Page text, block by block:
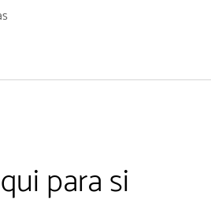
para si